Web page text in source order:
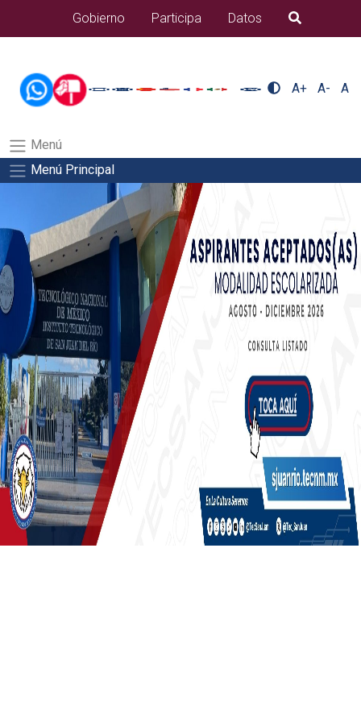
aspirantes/pdfSalida del comando:
Gobierno Participa Datos B�squeda
A+ A- A
Menú
Menú Principal